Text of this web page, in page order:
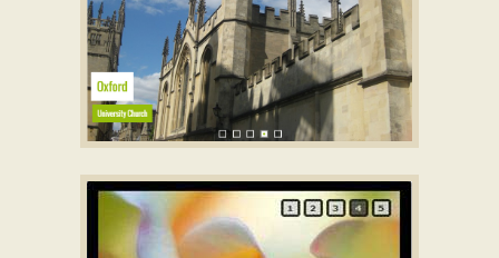
with Rotate Transition